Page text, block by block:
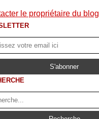
le propriétaire du blog